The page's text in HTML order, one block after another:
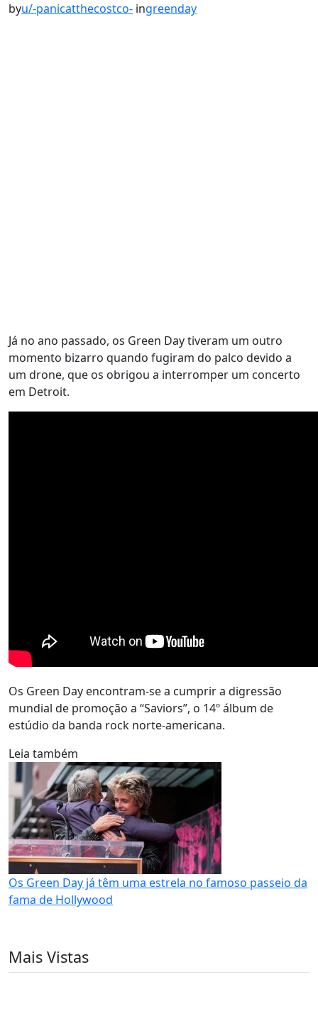
byu/-panicatthecostco- ingreenday
Já no ano passado, os Green Day tiveram um outro
momento bizarro quando fugiram do palco devido a
um drone, que os obrigou a interromper um concerto
em Detroit.
Os Green Day encontram-se a cumprir a digressão
mundial de promoção a “Saviors”, o 14º álbum de
estúdio da banda rock norte-americana.
Leia também
Os Green Day já têm uma estrela no famoso passeio da
fama de Hollywood
Mais Vistas